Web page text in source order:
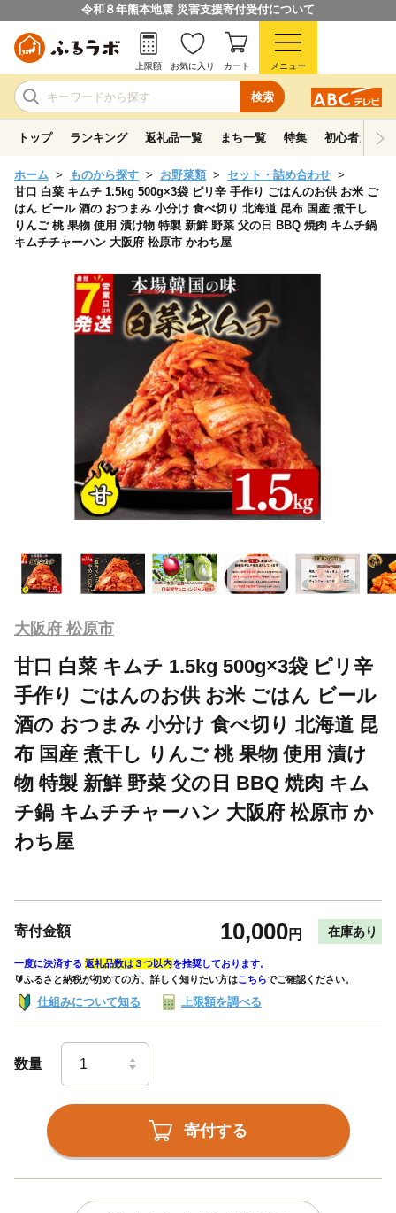
令和８年熊本地震 災害支援寄付受付について
検索
上限額 お気に入り カート メニュー
トップ ランキング 返礼品一覧 まち一覧 特集 初心者ガイド
ホーム ものから探す お野菜類
セット・詰め合わせ
甘口 白菜 キムチ 1.5kg 500g×3袋 ピリ辛 手作り ごはんのお供 お米 ご
はん ビール 酒の おつまみ 小分け 食べ切り 北海道 昆布 国産 煮干し
りんご 桃 果物 使用 漬け物 特製 新鮮 野菜 父の日 BBQ 焼肉 キムチ鍋
キムチチャーハン 大阪府 松原市 かわち屋
大阪府 松原市
甘口 白菜 キムチ 1.5kg 500g×3袋 ピリ辛
手作り ごはんのお供 お米 ごはん ビール
酒の おつまみ 小分け 食べ切り 北海道 昆
布 国産 煮干し りんご 桃 果物 使用 漬け
物 特製 新鮮 野菜 父の日 BBQ 焼肉 キム
チ鍋 キムチチャーハン 大阪府 松原市 か
わち屋
寄付金額 10,000円 在庫あり
一度に決済する 返礼品数は３つ以内を推奨しております。
🔰ふるさと納税が初めての方、詳しく知りたい方はこちらでご確認ください。
仕組みについて知る 上限額を調べる
数量
寄付する